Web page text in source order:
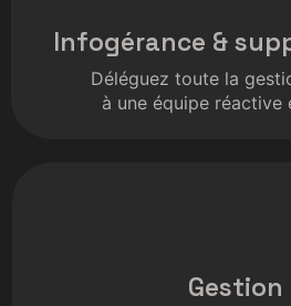
Infogérance &
Déléguez toute la
à une équipe réactive